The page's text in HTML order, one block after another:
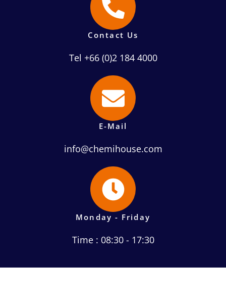
Contact Us
Tel +66 (0)2 184 4000
E-Mail
info@chemihouse.com
Monday - Friday
Time : 08:30 - 17:30